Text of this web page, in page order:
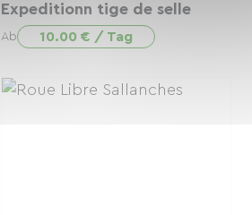
Expeditionn tige de selle
Ab 10.00 € / Tag